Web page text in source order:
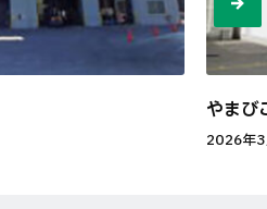
やまび
2026年